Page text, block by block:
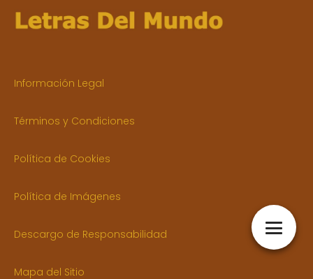
Información Legal
Términos y Condiciones
Política de Cookies
Política de Imágenes
Descargo de Responsabilidad
Mapa del Sitio